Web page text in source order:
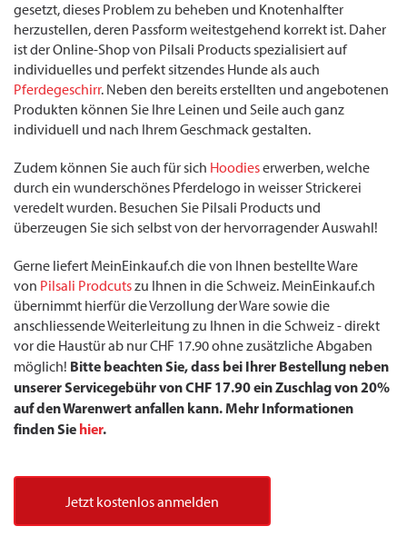
gesetzt, dieses Problem zu beheben und Knotenhalfter
herzustellen, deren Passform weitestgehend korrekt ist. Daher
ist der Online-Shop von Pilsali Products spezialisiert auf
individuelles und perfekt sitzendes Hunde als auch
Pferdegeschirr. Neben den bereits erstellten und angebotenen
Produkten können Sie Ihre Leinen und Seile auch ganz
individuell und nach Ihrem Geschmack gestalten.
Zudem können Sie auch für sich Hoodieserwerben, welche
durch ein wunderschönes Pferdelogo in weisser Strickerei
veredelt wurden. Besuchen Sie Pilsali Products und
überzeugen Sie sich selbst von der hervorragender Auswahl!
Gerne liefert MeinEinkauf.ch die von Ihnen bestellte Ware
von Pilsali Prodcutszu Ihnen in die Schweiz. MeinEinkauf.ch
übernimmt hierfür die Verzollung der Ware sowie die
anschliessende Weiterleitung zu Ihnen in die Schweiz - direkt
vor die Haustür ab nur CHF 17.90 ohne zusätzliche Abgaben
möglich! Bitte beachten Sie, dass bei Ihrer Bestellung neben
unserer Servicegebühr von CHF 17.90 ein Zuschlag von 20%
auf den Warenwert anfallen kann. Mehr Informationen
finden Sie hier.
Jetzt kostenlos anmelden